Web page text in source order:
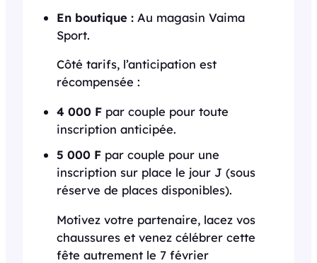
En boutique : Au magasin Vaima
Sport.
Côté tarifs, l’anticipation est
récompensée :
4 000 F par couple pour toute
inscription anticipée.
5 000 F par couple pour une
inscription sur place le jour J (sous
réserve de places disponibles).
Motivez votre partenaire, lacez vos
chaussures et venez célébrer cette
fête autrement le 7 février